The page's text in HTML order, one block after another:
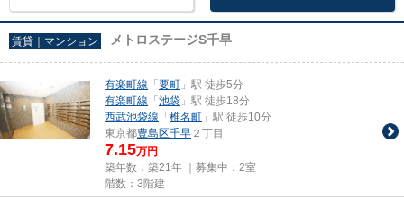
賃貸｜マンション メトロステージS千早
有楽町線 「 要町 」駅 徒歩5分
有楽町線 「 池袋 」駅 徒歩18分
西武池袋線 「 椎名町 」駅 徒歩10分
東京都豊島区千早 ２丁目
7.15万円
築年数：築21年 ｜募集中： 2室
階数：3階建